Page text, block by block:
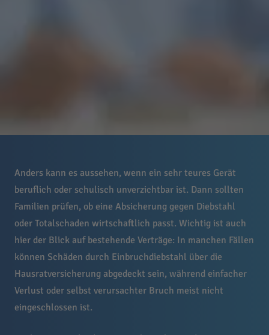
Anders kann es aussehen, wenn ein sehr teures Gerät
beruflich oder schulisch unverzichtbar ist. Dann sollten
Familien prüfen, ob eine Absicherung gegen Diebstahl
oder Totalschaden wirtschaftlich passt. Wichtig ist auch
hier der Blick auf bestehende Verträge: In manchen Fällen
können Schäden durch Einbruchdiebstahl über die
Hausratversicherung abgedeckt sein, während einfacher
Verlust oder selbst verursachter Bruch meist nicht
eingeschlossen ist.